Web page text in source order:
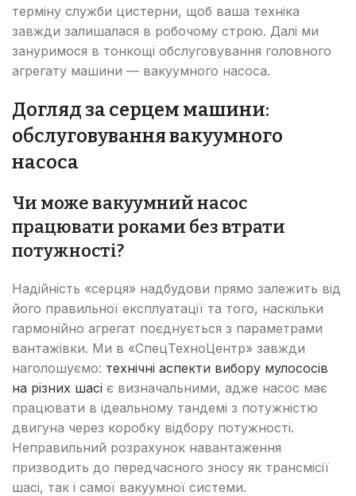
терміну служби цистерни, щоб ваша техніка
завжди залишалася в робочому строю. Далі ми
зануримося в тонкощі обслуговування головного
агрегату машини — вакуумного насоса.
Догляд за серцем машини:
обслуговування вакуумного
насоса
Чи може вакуумний насос
працювати роками без втрати
потужності?
Надійність «серця» надбудови прямо залежить від
його правильної експлуатації та того, наскільки
гармонійно агрегат поєднується з параметрами
вантажівки. Ми в «СпецТехноЦентр» завжди
наголошуємо: технічні аспекти вибору мулососів
на різних шасі є визначальними, адже насос має
працювати в ідеальному тандемі з потужністю
двигуна через коробку відбору потужності.
Неправильний розрахунок навантаження
призводить до передчасного зносу як трансмісії
шасі, так і самої вакуумної системи.